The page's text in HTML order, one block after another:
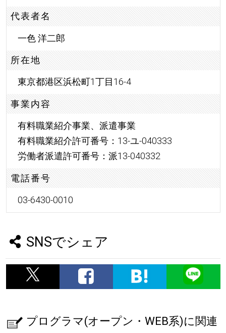
代表者名
一色 洋二郎
所在地
東京都港区浜松町1丁目16-4
事業内容
有料職業紹介事業、派遣事業
有料職業紹介許可番号：13-ユ-040333
労働者派遣許可番号：派13-040332
電話番号
03-6430-0010
SNSでシェア
プログラマ(オープン・WEB系)に関連